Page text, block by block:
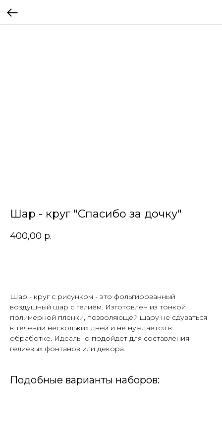
Шар - круг "Спасибо за дочку"
400,00 р.
Шар - круг с рисунком - это фольгированный
воздушный шар с гелием. Изготовлен из тонкой
полимерной пленки, позволяющей шару не сдуваться
в течении нескольких дней и не нуждается в
обработке. Идеально подойдет для составления
гелиевых фонтанов или декора.
Подобные варианты наборов: